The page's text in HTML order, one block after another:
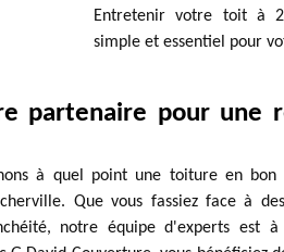
Entretenir votre toit à
simple et essentiel pour
partenaire pour une
à quel point une toiture en
Que vous fassiez face à
notre équipe d'experts est